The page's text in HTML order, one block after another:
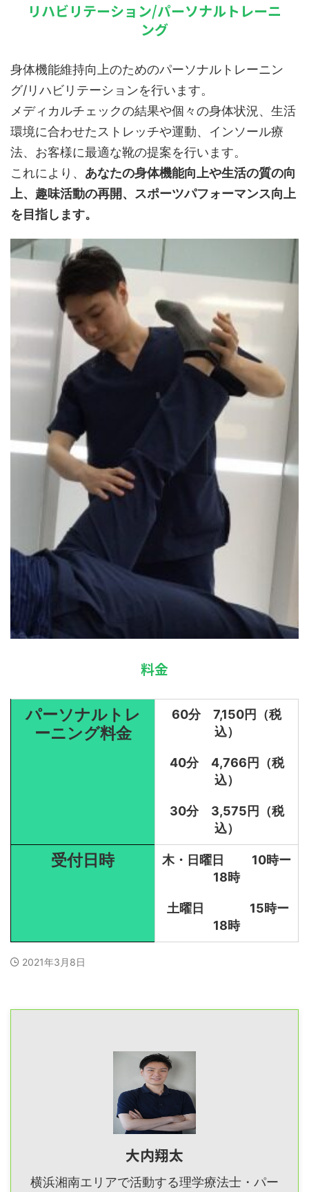
リハビリテーション/パーソナルトレーニ
ング
身体機能維持向上のためのパーソナルトレーニン
グ/リハビリテーションを行います。
メディカルチェックの結果や個々の身体状況、生活
環境に合わせたストレッチや運動、インソール療
法、お客様に最適な靴の提案を行います。
これにより、 あなたの身体機能向上や生活の質の向
上、趣味活動の再開、スポーツパフォーマンス向上
を目指します。
料金
パーソナルトレ
ーニング料金
60分 7,150円（税
込）
40分 4,766円（税
込）
30分 3,575円（税
込）
受付日時
木・日曜日 10時ー
18時
土曜日
15時ー
18時
2021年3月8日
大内翔太
横浜湘南エリアで活動する理学療法士・パー